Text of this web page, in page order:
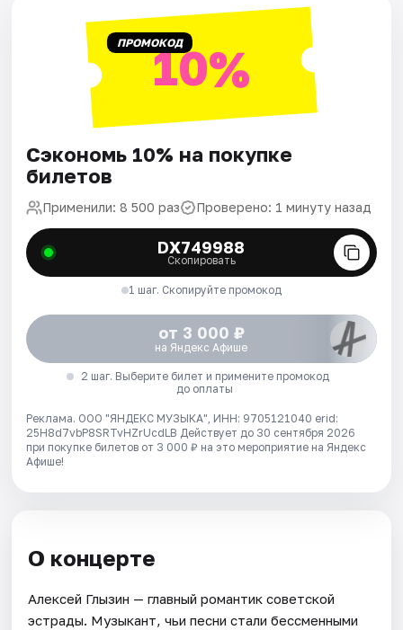
ПРОМОКОД10%
Сэкономь 10% на покупке
билетов
Применили: 8 500 раз Проверено: 1 минуту назад
DX749988
Скопировать
1 шаг. Скопируйте промокод
от 3 000 ₽
на Яндекс Афише
2 шаг. Выберите билет и примените промокод
до оплаты
Реклама. ООО "ЯНДЕКС МУЗЫКА", ИНН: 9705121040 erid:
25H8d7vbP8SRTvHZrUcdLB Действует до 30 сентября 2026
при покупке билетов от 3 000 ₽ на это мероприятие на Яндекс
Афише!
О концерте
Алексей Глызин — главный романтик советской
эстрады. Музыкант, чьи песни стали бессменными